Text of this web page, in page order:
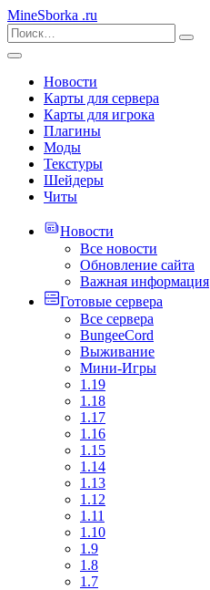
MineSborka .ru
Новости
Карты для сервера
Карты для игрока
Плагины
Моды
Текстуры
Шейдеры
Читы
Новости
Все новости
Обновление сайта
Важная информация
Готовые сервера
Все сервера
BungeeCord
Выживание
Мини-Игры
1.19
1.18
1.17
1.16
1.15
1.14
1.13
1.12
1.11
1.10
1.9
1.8
1.7